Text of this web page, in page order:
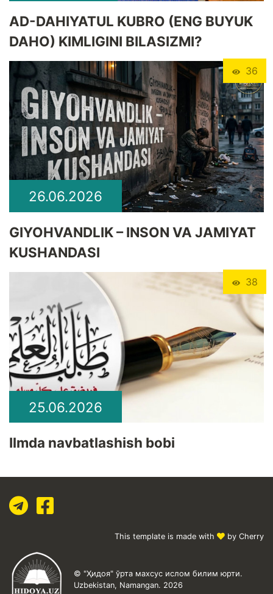
​AD-DAHIYATUL KUBRO (ENG BUYUK
DAHO) KIMLIGINI BILASIZMI?
36
26.06.2026
GIYOHVANDLIK – INSON VA JAMIYAT
KUSHANDASI
38
25.06.2026
Ilmda navbatlashish bobi
This template is made with by Cherry
© "Ҳидоя" ўрта махсус ислом билим юрти.
Uzbekistan, Namangan. 2026